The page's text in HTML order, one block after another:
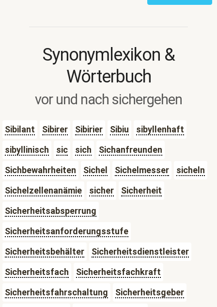
Synonymlexikon &
Wörterbuch
vor und nach sichergehen
Sibilant Sibirer Sibirier Sibiu
sibyllenhaft
sibyllinisch
sic sich
Sichanfreunden
Sichbewahrheiten
Sichel Sichelmesser
sicheln
Sichelzellenanämie
sicher
Sicherheit
Sicherheitsabsperrung
Sicherheitsanforderungsstufe
Sicherheitsbehälter
Sicherheitsdienstleister
Sicherheitsfach
Sicherheitsfachkraft
Sicherheitsfahrschaltung
Sicherheitsgeber